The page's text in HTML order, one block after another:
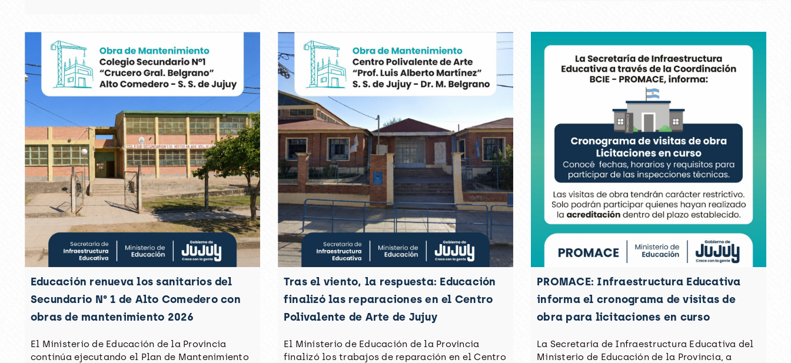
Educación renueva los sanitarios del
Secundario N° 1 de Alto Comedero con
obras de mantenimiento 2026
El Ministerio de Educación de la Provincia
continúa ejecutando el Plan de Mantenimiento
Tras el viento, la respuesta: Educación
finalizó las reparaciones en el Centro
Polivalente de Arte de Jujuy
El Ministerio de Educación de la Provincia
finalizó los trabajos de reparación en el Centro
PROMACE: Infraestructura Educativa
informa el cronograma de visitas de
obra para licitaciones en curso
La Secretaría de Infraestructura Educativa del
Ministerio de Educación de la Provincia, a